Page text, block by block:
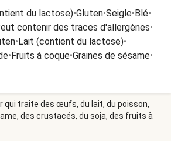
du lactose)•Gluten•Seigle•Blé•
contenir des traces d'allergènes•
•Lait (contient du lactose)•
•Fruits à coque•Graines de sésame•
qui traite des œufs, du lait, du poisson,
des crustacés, du soja, des fruits à